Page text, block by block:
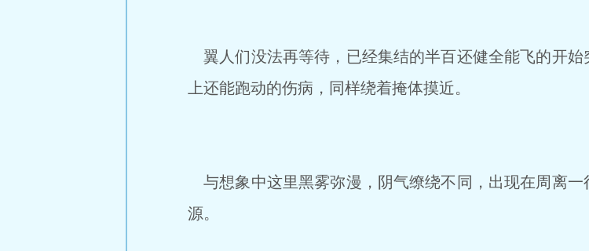
翼人们没法再等待，已经集结的半百还健全能飞的开
上还能跑动的伤病，同样绕着掩体摸近。
与想象中这里黑雾弥漫，阴气缭绕不同，出现在周离
源。